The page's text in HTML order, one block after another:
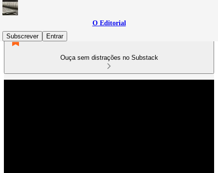
O Editorial
Subscrever
Entrar
Ouça sem distrações no Substack